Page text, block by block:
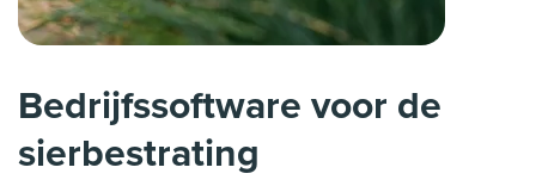
Bedrijfssoftware voor de
sierbestrating